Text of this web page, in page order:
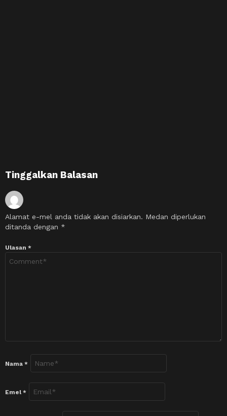
Tinggalkan Balasan
Alamat e-mel anda tidak akan disiarkan. Medan diperlukan
ditanda dengan *
Ulasan *
Nama *
Emel *